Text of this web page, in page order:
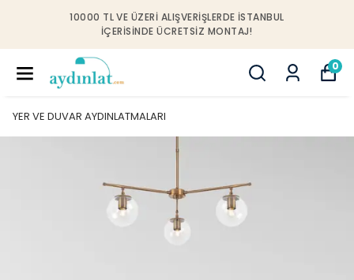
10000 TL VE ÜZERI ALIŞVERIŞLERDE İSTANBUL
IÇERISINDE ÜCRETSIZ MONTAJ!
0
YER VE DUVAR AYDINLATMALARI